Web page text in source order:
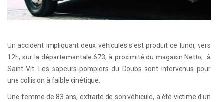
Un accident impliquant deux véhicules s'est produit ce lundi, vers
12h, sur la départementale 673, à proximité du magasin Netto, à
Saint-Vit. Les sapeurs-pompiers du Doubs sont intervenus pour
une collision à faible cinétique.
Une femme de 83 ans, extraite de son véhicule, a été victime d'un